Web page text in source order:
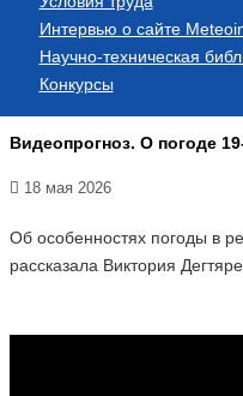
Интервью о сайте
Научно-техническая
Конкурсы
Видеопрогноз. О погоде
18 мая 2026
Об особенностях погоды в
рассказала Виктория